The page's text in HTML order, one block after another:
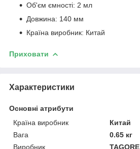
Об'єм ємності: 2 мл
Довжина: 140 мм
Країна виробник: Китай
Приховати
Характеристики
Основні атрибути
Країна виробник
Китай
Вага
0.65 кг
Виробник
TAGORE